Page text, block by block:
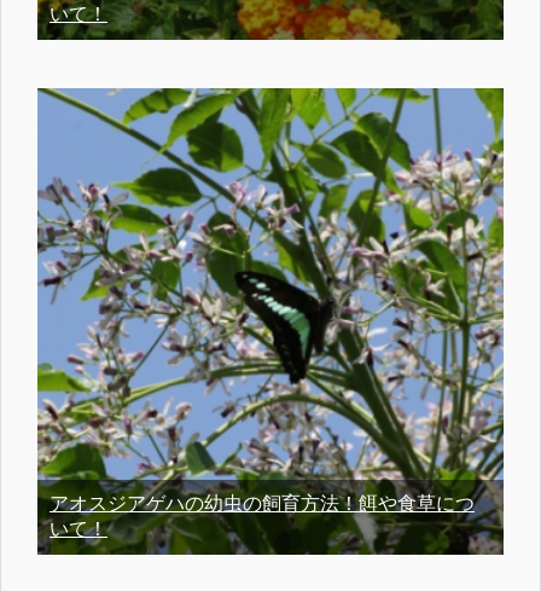
いて！
アオスジアゲハの幼虫の飼育方法！餌や食草につ
いて！